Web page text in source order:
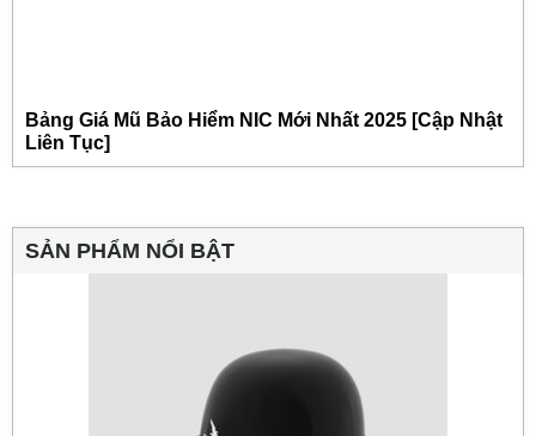
Bảng Giá Mũ Bảo Hiểm NIC Mới Nhất 2025 [Cập Nhật
Liên Tục]
SẢN PHẨM NỔI BẬT